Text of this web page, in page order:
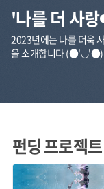
'나를 더 사
2023년에는 나를 더욱
을 소개합니다 (●'◡'●)
펀딩 프로젝트